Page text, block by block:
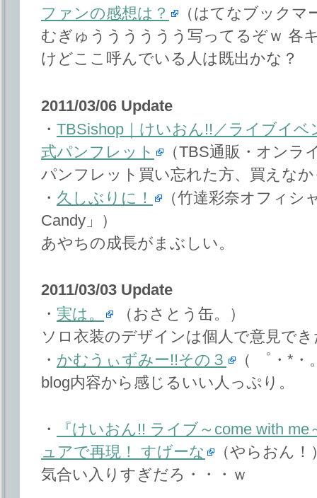
ファンの感想は？
（はてなブックマ
むぎゅうううううう写ってるぞｗ 各
けどここ呼んでいる人は既出かな？
2011/03/06 Update
・ TBSishop｜けいおん!!／ライブイベ
式パンフレット
（TBS通販・オン
パンフレット買い忘れた方、買えな
・ 久しぶりに！
（竹達彩奈オフィシ
Candy」）
あやちの成長がまぶしい。
2011/03/03 Update
・ 実は。
（おさとう缶。）
ソロ衣装のデザインは個人で意見で
・ かむうぃずみー!!その３
（ ゜・*
blog内容から感じるいい人っぷり。
・
『けいおん!! ライブ～come with
ュアで再現！ すげーな
（やらおん！
気合い入りすぎだろ・・・ｗ